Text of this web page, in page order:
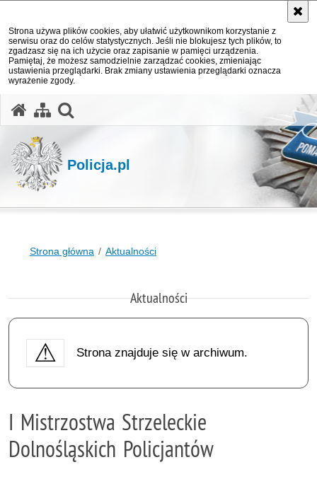
Strona używa plików cookies, aby ułatwić użytkownikom korzystanie z
serwisu oraz do celów statystycznych. Jeśli nie blokujesz tych plików, to
zgadzasz się na ich użycie oraz zapisanie w pamięci urządzenia.
Pamiętaj, że możesz samodzielnie zarządzać cookies, zmieniając
ustawienia przeglądarki. Brak zmiany ustawienia przeglądarki oznacza
wyrażenie zgody.
Policja.pl
Strona główna Aktualności
Aktualności
Strona znajduje się w archiwum.
I Mistrzostwa Strzeleckie
Dolnośląskich Policjantów